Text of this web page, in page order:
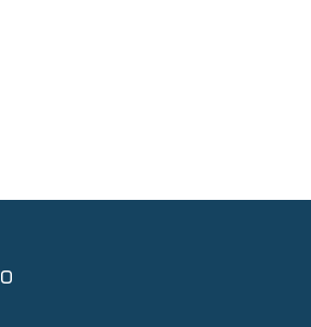
febrero: participe en el webinar